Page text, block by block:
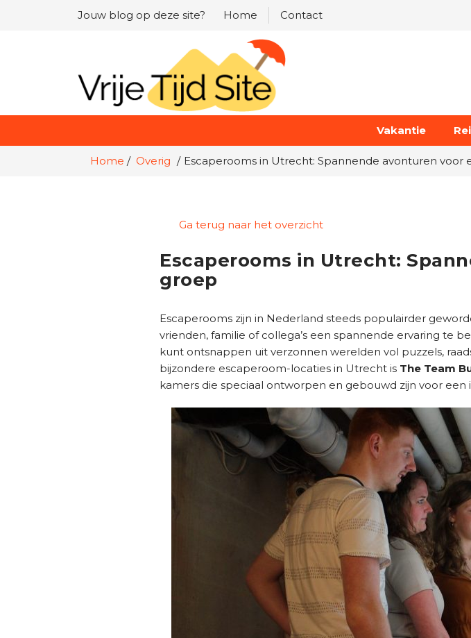
Jouw blog op deze site? Home Contact
Vakantie
Home Overig Escaperooms in Utrecht: Spannende avonturen voor
Ga terug naar het overzicht
Escaperooms in Utrecht:
groep
Escaperooms zijn in Nederland steeds populairder
vrienden, familie of collega’s een spannende ervaring te
kunt ontsnappen uit verzonnen werelden vol puzzels,
bijzondere escaperoom-locaties in Utrecht is The Team
kamers die speciaal ontworpen en gebouwd zijn voor een